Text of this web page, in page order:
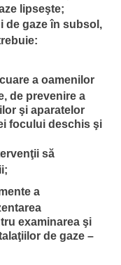
lipseşte;
de gaze în subsol,
a oamenilor
de prevenire a
şi aparatelor
focului deschis şi
să
a
examinarea şi
de gaze –